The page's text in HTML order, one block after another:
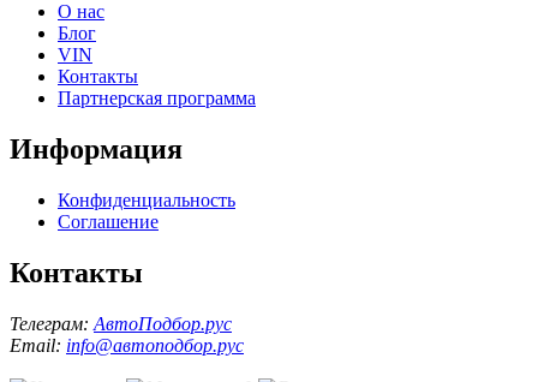
О нас
Блог
VIN
Контакты
Партнерская программа
Информация
Конфиденциальность
Соглашение
Контакты
Телеграм: АвтоПодбор.рус
Email: info@автоподбор.рус